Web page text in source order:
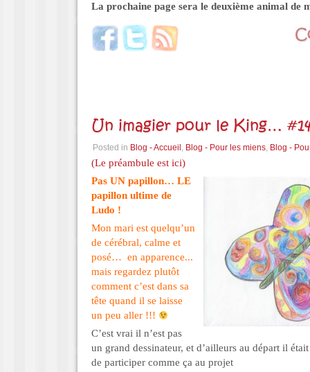
La prochaine page sera le deuxième animal de
Un imagier pour le King…
Posted in Blog - Accueil , Blog - Pour les miens, Blog -
(Le préambule est ici)
Pas UN papillon… LE
papillon ultime de
Ludo !
Mon mari est quelqu’un
de cérébral, calme et
posé… en apparence...
mais regardez plutôt
comment c’est dans sa
tête quand il se laisse
un peu aller !!!
C’est vrai il n’est pas
un grand dessinateur, et d’ailleurs au départ il
de participer comme ça au projet